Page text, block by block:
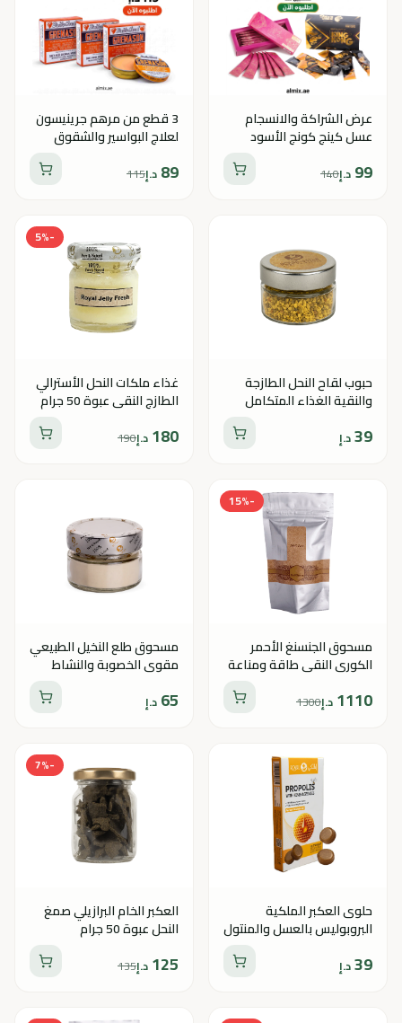
عرض الشراكة والانسجام
عسل كينج كونج الأسود
للنساء
99 د.إ140
3 قطع من مرهم جرينيسون
لعلاج البواسير والشقوق
89 د.إ115
حبوب لقاح النحل الطازجة
والنقية الغذاء المتكامل
39د.إ
-
5%
غذاء ملكات النحل الأسترالي
الطازج النقي عبوة 50 جرام
180 د.إ190
-
15%
مسحوق الجنسنغ الأحمر
الكوري النقي طاقة ومناعة
1110 د.إ1300
مسحوق طلع النخيل الطبيعي
مقوي الخصوبة والنشاط
65 د.إ
حلوى العكبر الملكية
البروبوليس بالعسل والمنتول
39د.إ
-
7%
العكبر الخام البرازيلي صمغ
النحل عبوة 50 جرام
125 د.إ135